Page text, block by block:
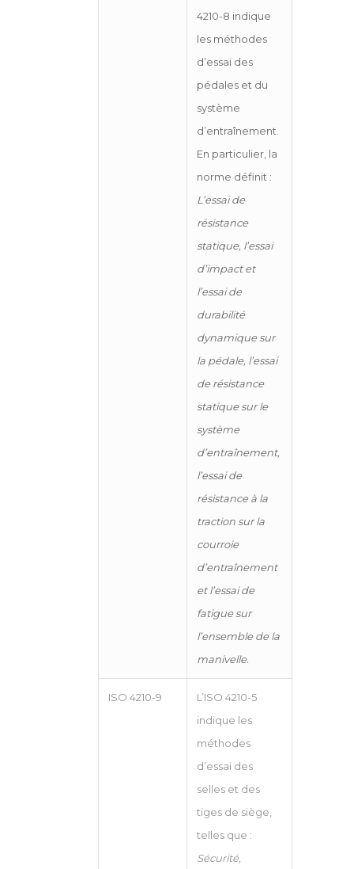
4210-8 indique
les méthodes
d’essai des
pédales et du
système
d’entraînement.
En particulier, la
norme définit :
L’essai de
résistance
statique, l’essai
d’impact et
l’essai de
durabilité
dynamique sur
la pédale, l’essai
de résistance
statique sur le
système
d’entraînement,
l’essai de
résistance à la
traction sur la
courroie
d’entraînement
et l’essai de
fatigue sur
l’ensemble de la
manivelle.
ISO 4210-9
L’ISO 4210-5
indique les
méthodes
d’essai des
selles et des
tiges de siège,
telles que :
Sécurité,